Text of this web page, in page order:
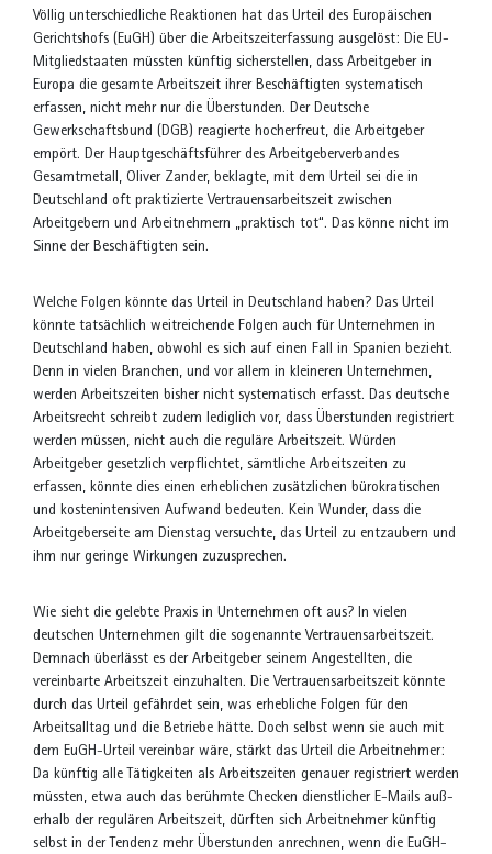
Völlig unterschiedliche Reaktionen hat das Urteil des Europäischen
Gerichtshofs (EuGH) über die Arbeitszeiterfassung ausgelöst: Die EU-
Mitgliedstaaten müssten künftig sicherstellen, dass Arbeitgeber in
Europa die gesamte Arbeitszeit ihrer Beschäftigten systematisch
erfassen, nicht mehr nur die Überstunden. Der Deutsche
Gewerkschaftsbund (DGB) reagierte hocherfreut, die Arbeitgeber
empört. Der Hauptgeschäftsführer des Arbeitgeberverbandes
Gesamtmetall, Oliver Zander, beklagte, mit dem Urteil sei die in
Deutschland oft praktizierte Vertrauensarbeitszeit zwischen
Arbeitgebern und Arbeitnehmern „praktisch tot“. Das könne nicht im
Sinne der Beschäftigten sein.
Welche Folgen könnte das Urteil in Deutschland haben? Das Urteil
könnte tatsächlich weitreichende Folgen auch für Unternehmen in
Deutschland haben, obwohl es sich auf einen Fall in Spanien bezieht.
Denn in vielen Branchen, und vor allem in kleineren Unternehmen,
werden Arbeitszeiten bisher nicht systematisch erfasst. Das deutsche
Arbeitsrecht schreibt zudem lediglich vor, dass Überstunden registriert
werden müssen, nicht auch die reguläre Arbeitszeit. Würden
Arbeitgeber gesetzlich verpflichtet, sämtliche Arbeitszeiten zu
erfassen, könnte dies einen erheblichen zusätzlichen bürokratischen
und kostenintensiven Aufwand bedeuten. Kein Wunder, dass die
Arbeitgeberseite am Dienstag versuchte, das Urteil zu entzaubern und
ihm nur geringe Wirkungen zuzusprechen.
Wie sieht die gelebte Praxis in Unternehmen oft aus? In vielen
deutschen Unternehmen gilt die sogenannte Vertrauensarbeitszeit.
Demnach überlässt es der Arbeitgeber seinem Angestellten, die
vereinbarte Arbeitszeit einzuhalten. Die Vertrauensarbeitszeit könnte
durch das Urteil gefährdet sein, was erhebliche Folgen für den
Arbeitsalltag und die Betriebe hätte. Doch selbst wenn sie auch mit
dem EuGH-Urteil vereinbar wäre, stärkt das Urteil die Arbeitnehmer:
Da künftig alle Tätigkeiten als Arbeitszeiten genauer registriert werden
müssten, etwa auch das berühmte Checken dienstlicher E-Mails auß­
erhalb der regulären Arbeitszeit, dürften sich Arbeitnehmer künftig
selbst in der Tendenz mehr Überstunden anrechnen, wenn die EuGH-